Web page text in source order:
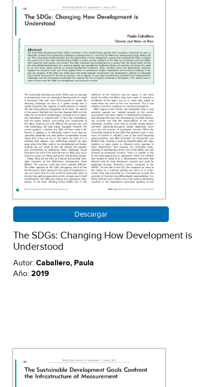
Descargar
The SDGs: Changing How Development is
Understood
Autor: Caballero, Paula
Año: 2019